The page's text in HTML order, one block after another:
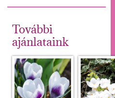
További
ajánlataink